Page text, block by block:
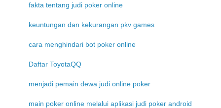
fakta tentang judi poker online
keuntungan dan kekurangan pkv games
cara menghindari bot poker online
Daftar ToyotaQQ
menjadi pemain dewa judi online poker
main poker online melalui aplikasi judi poker android